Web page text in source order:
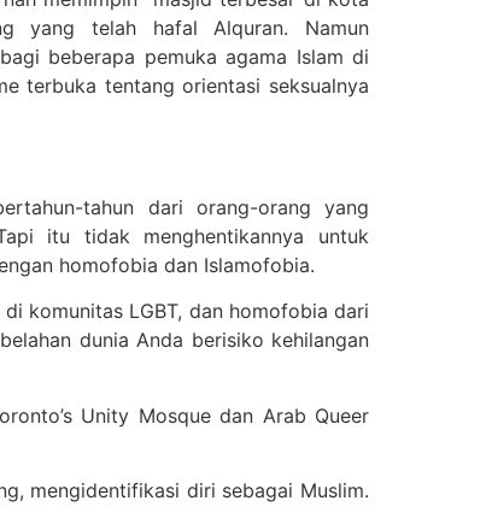
yang telah hafal Alquran. Namun
beberapa pemuka agama Islam di
terbuka tentang orientasi seksualnya
tahun dari orang-orang yang
itu tidak menghentikannya untuk
homofobia dan Islamofobia.
komunitas LGBT, dan homofobia dari
dunia Anda berisiko kehilangan
Unity Mosque dan Arab Queer
mengidentifikasi diri sebagai Muslim.